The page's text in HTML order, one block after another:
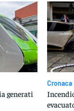
generati
Cronaca